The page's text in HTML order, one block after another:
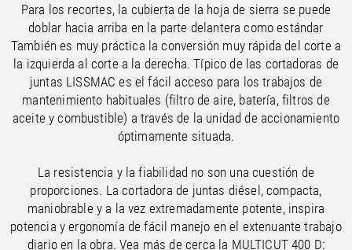
Para los recortes, la cubierta de la hoja de sierra se puede
doblar hacia arriba en la parte delantera como estándar
También es muy práctica la conversión muy rápida del corte a
la izquierda al corte a la derecha. Típico de las cortadoras de
juntas LISSMAC es el fácil acceso para los trabajos de
mantenimiento habituales (filtro de aire, batería, filtros de
aceite y combustible) a través de la unidad de accionamiento
óptimamente situada.
La resistencia y la fiabilidad no son una cuestión de
proporciones. La cortadora de juntas diésel, compacta,
maniobrable y a la vez extremadamente potente, inspira
potencia y ergonomía de fácil manejo en el extenuante trabajo
diario en la obra. Vea más de cerca la MULTICUT 400 D: